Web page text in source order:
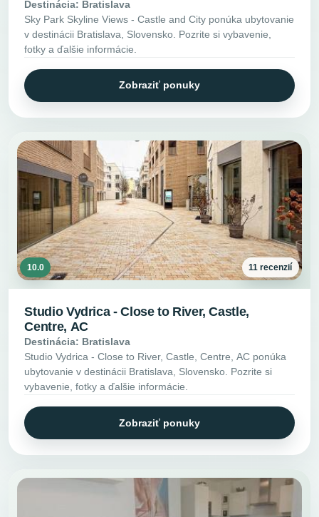
Destinácia: Bratislava
Sky Park Skyline Views - Castle and City ponúka ubytovanie
v destinácii Bratislava, Slovensko. Pozrite si vybavenie,
fotky a ďalšie informácie.
Zobraziť ponuky
10.0 11 recenzií
Studio Vydrica - Close to River, Castle,
Centre, AC
Destinácia: Bratislava
Studio Vydrica - Close to River, Castle, Centre, AC ponúka
ubytovanie v destinácii Bratislava, Slovensko. Pozrite si
vybavenie, fotky a ďalšie informácie.
Zobraziť ponuky